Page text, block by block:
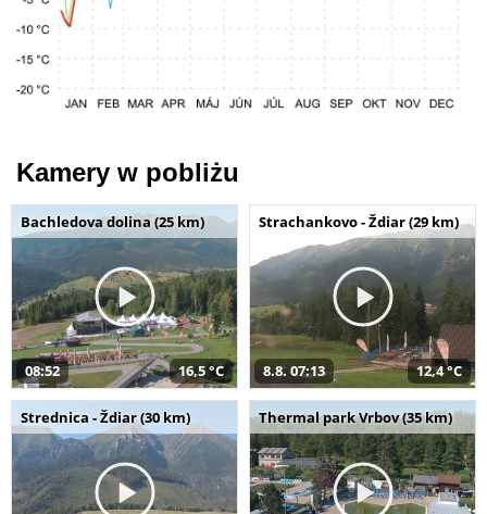
Kamery w pobliżu
Bachledova dolina (25 km)
08:52 16,5 °C
Strachankovo - Ždiar (29 km)
8.8. 07:13 12,4 °C
Strednica - Ždiar (30 km) Thermal park Vrbov (35 km)